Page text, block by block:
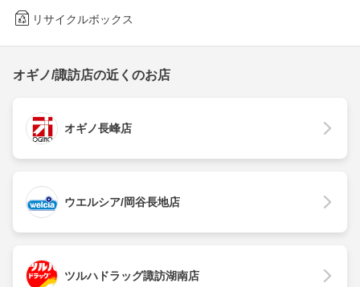
リサイクルボックス
オギノ/諏訪店の近くのお店
オギノ長峰店
ウエルシア/岡谷長地店
ツルハドラッグ諏訪湖南店